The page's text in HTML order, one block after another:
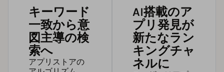
キーワード
一致から意
図主導の検
索へ
アプリストアの
AI搭載のア
プリ発見が
新たなラン
キングチャ
ネルに